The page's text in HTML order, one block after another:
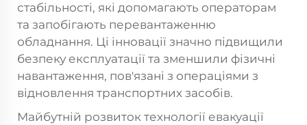
стабільності, які допомагають операторам
та запобігають перевантаженню
обладнання. Ці інновації значно підвищили
безпеку експлуатації та зменшили фізичні
навантаження, пов'язані з операціями з
відновлення транспортних засобів.
Майбутній розвиток технології евакуації